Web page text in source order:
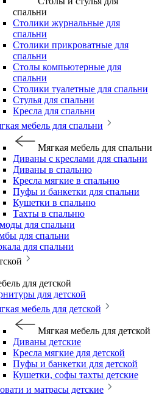
спальни
Столики журнальные для
спальни
Столики прикроватные для
спальни
Столы компьютерные для
спальни
Столики туалетные для спальни
Стулья для спальни
Кресла для спальни
мебель для спальни
Мягкая мебель для спальни
Диваны с креслами для спальни
Диваны в спальню
Кресла мягкие в спальню
Пуфы и банкетки для спальни
Кушетки в спальню
Тахты в спальню
для спальни
для спальни
для спальни
для детской
для детской
мебель для детской
Мягкая мебель для детской
Диваны детские
Кресла мягкие для детской
Пуфы и банкетки для детской
Кушетки, софы тахты детские
и матрасы детские